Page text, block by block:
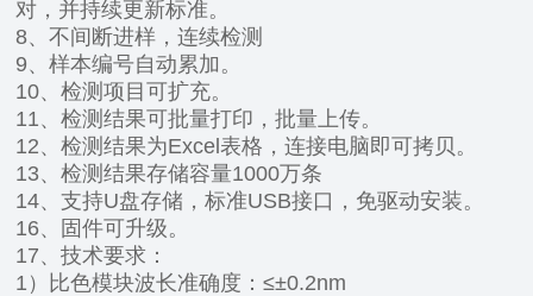
对，并持续更新标准。
8、不间断进样，连续检测
9、样本编号自动累加。
10、检测项目可扩充。
11、检测结果可批量打印，批量上传。
12、检测结果为Excel表格，连接电脑即可拷贝。
13、检测结果存储容量1000万条
14、支持U盘存储，标准USB接口，免驱动安装。
16、固件可升级。
17、技术要求：
1）比色模块波长准确度：≤±0.2nm